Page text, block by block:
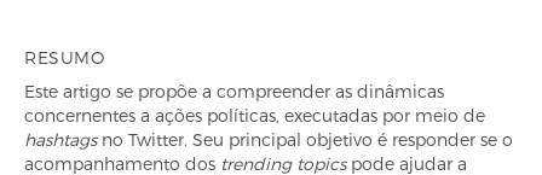
RESUMO
Este artigo se propõe a compreender as dinâmicas
concernentes a ações políticas, executadas por meio de
hashtagsno Twitter. Seu principal objetivo é responder se o
acompanhamento dos trending topicspode ajudar a